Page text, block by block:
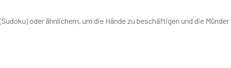
oder ähnlichem, um die Hände zu beschäftigen und die